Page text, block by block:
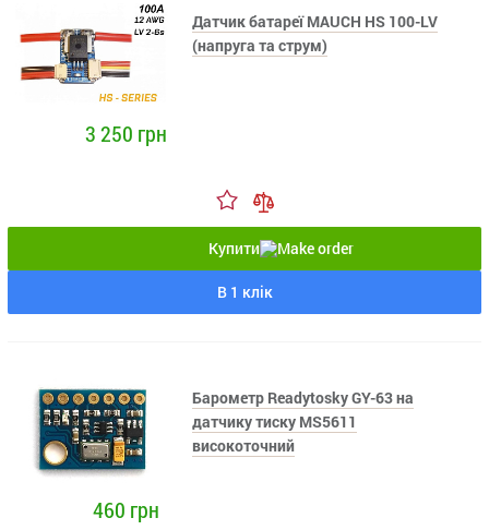
Датчик батареї MAUCH HS 100-LV
(напруга та струм)
3 250 грн
Купити
В 1 клік
Барометр Readytosky GY-63 на
датчику тиску MS5611
високоточний
460 грн